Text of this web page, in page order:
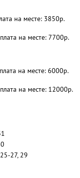
на месте: 3850р.
на месте: 7700р.
на месте: 6000р.
на месте: 12000р.
27, 29